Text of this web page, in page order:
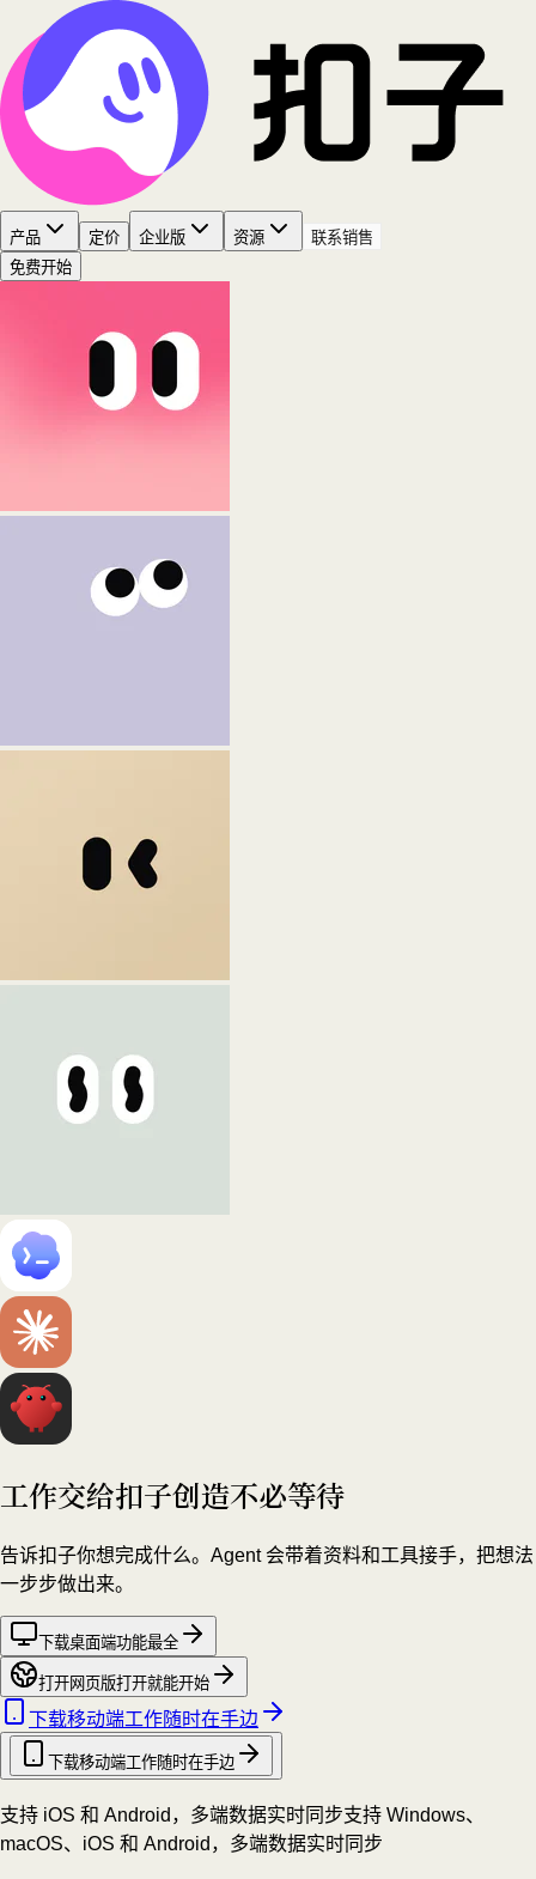
产品 定价 企业版 资源
联系销售
免费开始
工作交给扣子创造不必等待
告诉扣子你想完成什么。Agent 会带着资料和工具接手，把想法
一步步做出来。
下载桌面端功能最全
打开网页版打开就能开始
下载移动端工作随时在手边
下载移动端工作随时在手边
支持 iOS 和 Android，多端数据实时同步支持 Windows、
macOS、iOS 和 Android，多端数据实时同步